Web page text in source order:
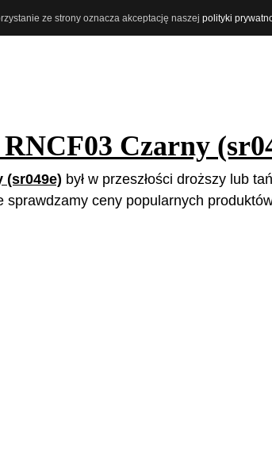
ze strony oznacza akceptację naszej polityki
Czarny
(sr049e) był w przeszłości droższy lub
sprawdzamy ceny popularnych